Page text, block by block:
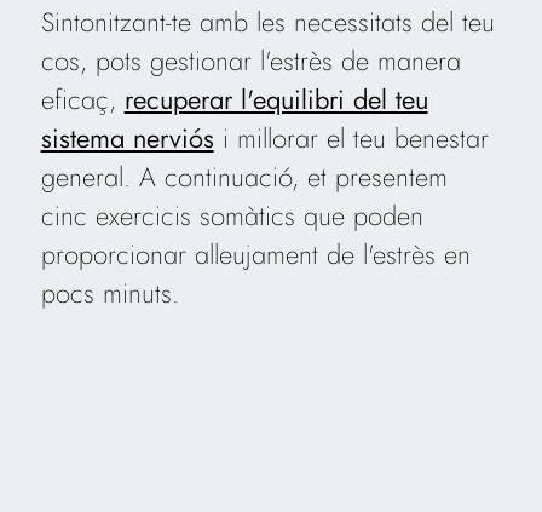
Sintonitzant-te amb les necessitats del teu
cos, pots gestionar l'estrès de manera
eficaç, recuperar l'equilibri del teu
sistema nerviós i millorar el teu benestar
general. A continuació, et presentem
cinc exercicis somàtics que poden
proporcionar alleujament de l'estrès en
pocs minuts.